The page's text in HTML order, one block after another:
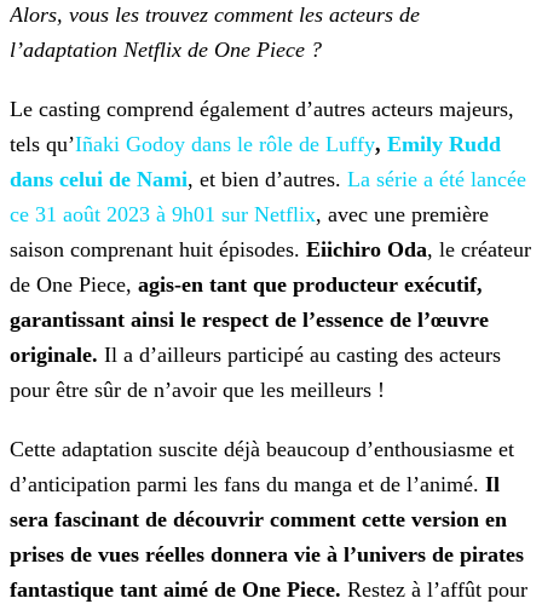
Alors, vous les trouvez comment les acteurs de
l’adaptation Netflix de One Piece ?
Le casting comprend également d’autres acteurs majeurs,
tels qu’Iñaki Godoy dans le rôle de Luffy, Emily Rudd
dans celui de Nami, et bien d’autres. La série a été lancée
ce 31 août 2023 à 9h01 sur Netflix, avec une première
saison comprenant huit épisodes. Eiichiro Oda, le créateur
de One Piece, agis-en tant que producteur exécutif,
garantissant ainsi le respect de l’essence de l’œuvre
originale. Il a d’ailleurs participé au casting des acteurs
pour être sûr de n’avoir que les meilleurs !
Cette adaptation suscite déjà beaucoup d’enthousiasme et
d’anticipation parmi les fans du manga et de l’animé. Il
sera fascinant de découvrir comment cette version en
prises de vues réelles donnera vie à l’univers de pirates
fantastique tant aimé de One Piece. Restez à l’affût pour